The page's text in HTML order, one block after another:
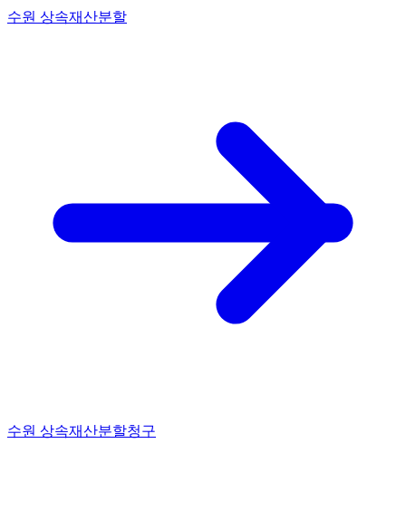
수원 상속재산분할
수원 상속재산분할청구